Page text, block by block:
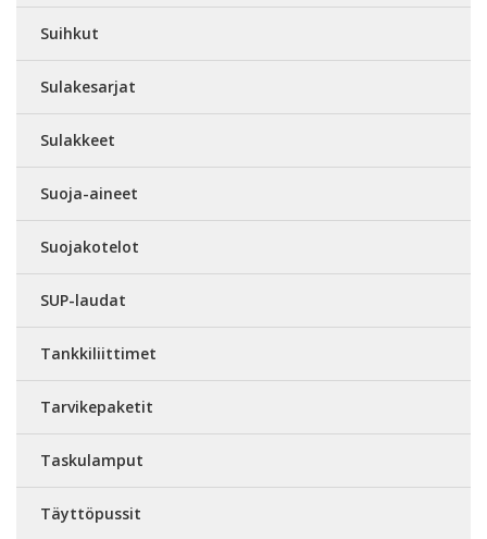
Suihkut
Sulakesarjat
Sulakkeet
Suoja-aineet
Suojakotelot
SUP-laudat
Tankkiliittimet
Tarvikepaketit
Taskulamput
Täyttöpussit